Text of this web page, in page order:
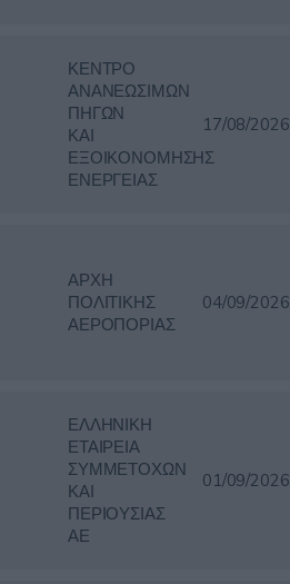
ΚΕΝΤΡΟ
ΑΝΑΝΕΩΣΙΜΩΝ
ΠΗΓΩΝ
ΚΑΙ
ΕΞΟΙΚΟΝΟΜΗΣΗΣ
ΕΝΕΡΓΕΙΑΣ
17/08/2026
ΑΡΧΗ
ΠΟΛΙΤΙΚΗΣ
ΑΕΡΟΠΟΡΙΑΣ
04/09/2026
ΕΛΛΗΝΙΚΗ
ΕΤΑΙΡΕΙΑ
ΣΥΜΜΕΤΟΧΩΝ
ΚΑΙ
ΠΕΡΙΟΥΣΙΑΣ
ΑΕ
01/09/2026